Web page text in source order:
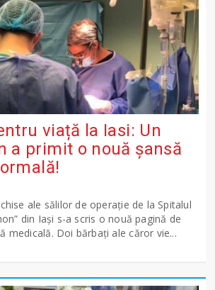
viață la Iasi: Un
a primit o nouă șansă
ale sălilor de operație de la Spitalul
din Iași s-a scris o nouă pagină de
medicală. Doi bărbați ale căror vie...